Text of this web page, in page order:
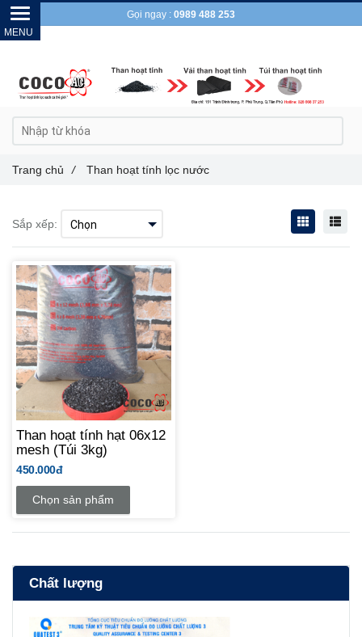
Sắp xếp:
Than hoạt tính hạt 06x12
mesh (Túi 3kg)
450.000đ
Chọn sản phẩm
Chất lượng
Trang chủ / Than hoạt tính lọc nước
Gọi ngay : 0989 488 253